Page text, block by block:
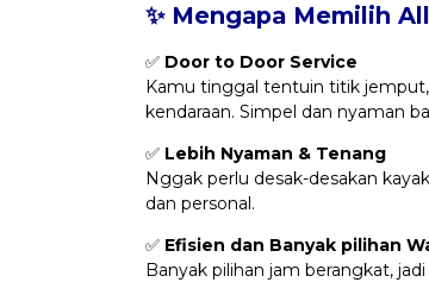
✨ Mengapa Memilih
✅ Door to Door Service
Kamu tinggal tentuin titik
kendaraan. Simpel dan nyaman
✅ Lebih Nyaman & Tenang
Nggak perlu desak-desakan
dan personal.
✅ Efisien dan Banyak pilihan
Banyak pilihan jam berangkat,